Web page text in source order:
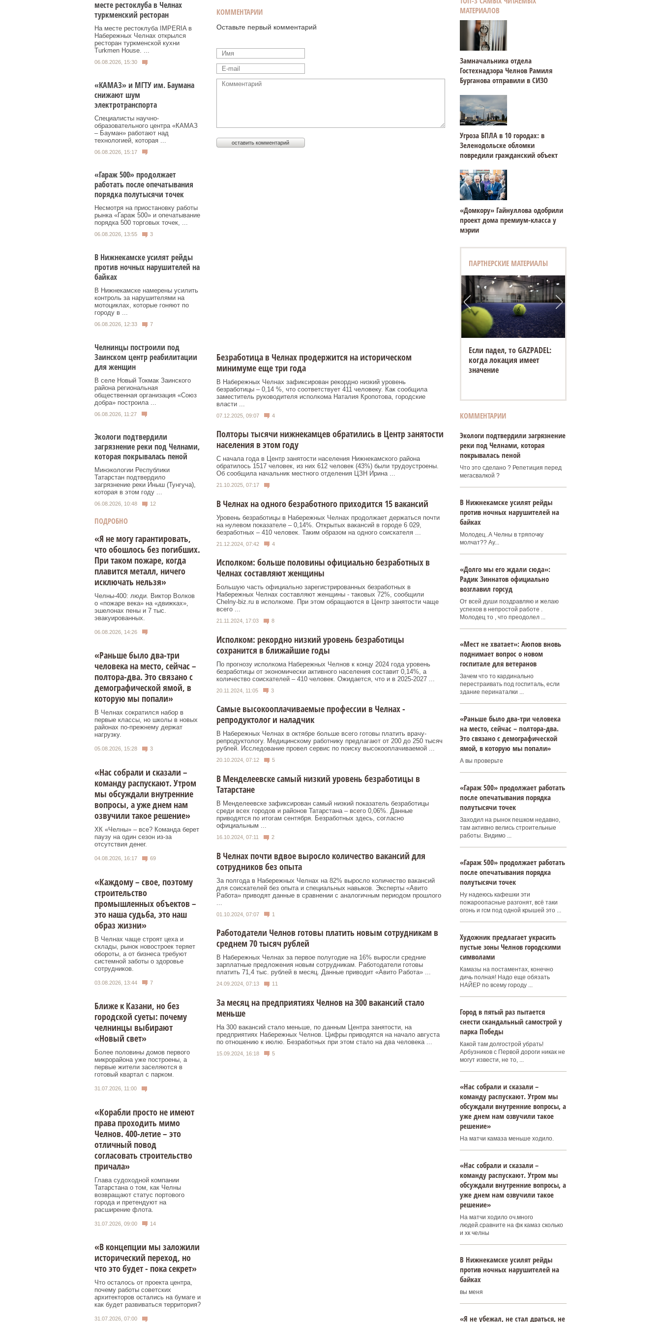
месте рестоклуба в Челнах
туркменский ресторан
На месте рестоклуба IMPERIA в
Набережных Челнах открылся
ресторан туркменской кухни
Turkmen House. ...
06.08.2026, 15:30
«КАМАЗ» и МГТУ им. Баумана
снижают шум
электротранспорта
Специалисты научно-
образовательного центра «КАМАЗ
– Бауман» работают над
технологией, которая ...
06.08.2026, 15:17
«Гараж 500» продолжает
работать после опечатывания
порядка полутысячи точек
Несмотря на приостановку работы
рынка «Гараж 500» и опечатывание
порядка 500 торговых точек, ...
06.08.2026, 13:55 3
В Нижнекамске усилят рейды
против ночных нарушителей на
байках
В Нижнекамске намерены усилить
контроль за нарушителями на
мотоциклах, которые гоняют по
городу в ...
06.08.2026, 12:33 7
Челнинцы построили под
Заинском центр реабилитации
для женщин
В селе Новый Токмак Заинского
района региональная
общественная организация «Союз
добра» построила ...
06.08.2026, 11:27
Экологи подтвердили
загрязнение реки под Челнами,
которая покрывалась пеной
Минэкологии Республики
Татарстан подтвердило
загрязнение реки Иныш (Тунгуча),
которая в этом году ...
06.08.2026, 10:48 12
ПОДРОБНО
«Я не могу гарантировать,
что обошлось без погибших.
При таком пожаре, когда
плавится металл, ничего
исключать нельзя»
Челны-400: люди. Виктор Волков
о «пожаре века» на «движках»,
эшелонах пены и 7 тыс.
эвакуированных.
06.08.2026, 14:26
«Раньше было два-три
человека на место, сейчас –
полтора-два. Это связано с
демографической ямой, в
которую мы попали»
В Челнах сократился набор в
первые классы, но школы в новых
районах по-прежнему держат
нагрузку.
05.08.2026, 15:28 3
«Нас собрали и сказали –
команду распускают. Утром
мы обсуждали внутренние
вопросы, а уже днем нам
озвучили такое решение»
ХК «Челны» – все? Команда берет
паузу на один сезон из-за
отсутствия денег.
04.08.2026, 16:17 69
«Каждому – свое, поэтому
строительство
промышленных объектов –
это наша судьба, это наш
образ жизни»
В Челнах чаще строят цеха и
склады, рынок новостроек теряет
обороты, а от бизнеса требуют
системной заботы о здоровье
сотрудников.
03.08.2026, 13:44 7
Ближе к Казани, но без
городской суеты: почему
челнинцы выбирают
«Новый свет»
Более половины домов первого
микрорайона уже построены, а
первые жители заселяются в
готовый квартал с парком.
31.07.2026, 11:00
«Корабли просто не имеют
права проходить мимо
Челнов. 400-летие – это
отличный повод
согласовать строительство
причала»
Глава судоходной компании
Татарстана о том, как Челны
возвращают статус портового
города и претендуют на
расширение флота.
31.07.2026, 09:00 14
«В концепции мы заложили
исторический переход, но
что это будет - пока секрет»
Что осталось от проекта центра,
почему работы советских
архитекторов остались на бумаге и
как будет развиваться территория?
31.07.2026, 07:00
КОММЕНТАРИИ
Оставьте первый комментарий
Безработица в Челнах продержится на историческом
минимуме еще три года
В Набережных Челнах зафиксирован рекордно низкий уровень
безработицы – 0,14 %, что соответствует 411 человеку. Как сообщила
заместитель руководителя исполкома Наталия Кропотова, городские
власти ...
07.12.2025, 09:07 4
Полторы тысячи нижнекамцев обратились в Центр занятости
населения в этом году
С начала года в Центр занятости населения Нижнекамского района
обратилось 1517 человек, из них 612 человек (43%) были трудоустроены.
Об сообщила начальник местного отделения ЦЗН Ирина ...
21.10.2025, 07:17
В Челнах на одного безработного приходится 15 вакансий
Уровень безработицы в Набережных Челнах продолжает держаться почти
на нулевом показателе – 0,14%. Открытых вакансий в городе 6 029,
безработных – 410 человек. Таким образом на одного соискателя ...
21.12.2024, 07:42 4
Исполком: больше половины официально безработных в
Челнах составляют женщины
Большую часть официально зарегистрированных безработных в
Набережных Челнах составляют женщины - таковых 72%, сообщили
Chelny-biz.ru в исполкоме. При этом обращаются в Центр занятости чаще
всего ...
21.11.2024, 17:03 8
Исполком: рекордно низкий уровень безработицы
сохранится в ближайшие годы
По прогнозу исполкома Набережных Челнов к концу 2024 года уровень
безработицы от экономически активного населения составит 0,14%, а
количество соискателей – 410 человек. Ожидается, что и в 2025-2027 ...
20.11.2024, 11:05 3
Самые высокооплачиваемые профессии в Челнах -
репродуктолог и наладчик
В Набережных Челнах в октябре больше всего готовы платить врачу-
репродуктологу. Медицинскому работнику предлагают от 200 до 250 тысяч
рублей. Исследование провел сервис по поиску высокооплачиваемой ...
20.10.2024, 07:12 5
В Менделеевске самый низкий уровень безработицы в
Татарстане
В Менделеевске зафиксирован самый низкий показатель безработицы
среди всех городов и районов Татарстана – всего 0,06%. Данные
приводятся по итогам сентября. Безработных здесь, согласно
официальным ...
16.10.2024, 07:11 2
В Челнах почти вдвое выросло количество вакансий для
сотрудников без опыта
За полгода в Набережных Челнах на 82% выросло количество вакансий
для соискателей без опыта и специальных навыков. Эксперты «Авито
Работа» приводят данные в сравнении с аналогичным периодом прошлого
01.10.2024, 07:07 1
Работодатели Челнов готовы платить новым сотрудникам в
среднем 70 тысяч рублей
В Набережных Челнах за первое полугодие на 16% выросли средние
зарплатные предложения новым сотрудникам. Работодатели готовы
платить 71,4 тыс. рублей в месяц. Данные приводит «Авито Работа» ...
24.09.2024, 07:13 11
За месяц на предприятиях Челнов на 300 вакансий стало
меньше
На 300 вакансий стало меньше, по данным Центра занятости, на
предприятиях Набережных Челнов. Цифры приводятся на начало августа
по отношению к июлю. Безработных при этом стало на два человека ...
15.09.2024, 16:18 5
МАТЕРИАЛОВ
Замначальника отдела
Гостехнадзора Челнов Рамиля
Бурганова отправили в СИЗО
Угроза БПЛА в 10 городах: в
Зеленодольске обломки
повредили гражданский объект
«Домкору» Гайнуллова одобрили
проект дома премиум-класса у
мэрии
ПАРТНЕРСКИЕ МАТЕРИАЛЫ
Если падел, то GAZPADEL:
когда локация имеет
значение
КОММЕНТАРИИ
Экологи подтвердили загрязнение
реки под Челнами, которая
покрывалась пеной
Что это сделано ? Репетиция перед
мегасвалкой ?
В Нижнекамске усилят рейды
против ночных нарушителей на
байках
Молодец..А Челны в тряпочку
молчат?? Ау...
«Долго мы его ждали сюда»:
Радик Зиннатов официально
возглавил горсуд
От всей души поздравляю и желаю
успехов в непростой работе .
Молодец то , что преодолел ...
«Мест не хватает»: Аюпов вновь
поднимает вопрос о новом
госпитале для ветеранов
Зачем что то кардинально
перестраивать под госпиталь, если
здание перинаталки ...
«Раньше было два-три человека
на место, сейчас – полтора-два.
Это связано с демографической
ямой, в которую мы попали»
А вы проверьте
«Гараж 500» продолжает работать
после опечатывания порядка
полутысячи точек
Заходил на рынок пешком недавно,
там активно велись строительные
работы. Видимо ...
«Гараж 500» продолжает работать
после опечатывания порядка
полутысячи точек
Ну надеюсь кафешки эти
пожароопасные разгонят, всё таки
огонь и гсм под одной крышей это ...
Художник предлагает украсить
пустые зоны Челнов городскими
символами
Камазы на постаментах, конечно
дичь полная! Надо еще обязать
НАЙЕР по всему городу ...
Город в пятый раз пытается
снести скандальный самострой у
парка Победы
Какой там долгострой убрать!
Арбузников с Первой дороги никак не
могут извести, не то, ...
«Нас собрали и сказали –
команду распускают. Утром мы
обсуждали внутренние вопросы, а
уже днем нам озвучили такое
решение»
На матчи камаза меньше ходило.
«Нас собрали и сказали –
команду распускают. Утром мы
обсуждали внутренние вопросы, а
уже днем нам озвучили такое
решение»
На матчи ходило оч.много
людей.сравните на фк камаз сколько
и хк челны
В Нижнекамске усилят рейды
против ночных нарушителей на
байках
вы меня
«Я не убежал, не стал драться, не